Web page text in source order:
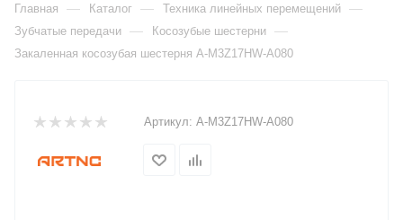
Главная — Каталог — Техника линейных перемещений —
Зубчатые передачи — Косозубые шестерни —
Закаленная косозубая шестерня A-M3Z17HW-A080
Артикул: A-M3Z17HW-A080